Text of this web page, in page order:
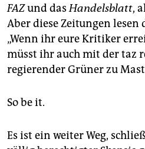
FAZund dasHandelsblatt,
Aber diese Zeitungen lesen
„Wenn ihr eure Kritiker
müsst ihr auch mit der taz
regierender Grüner zu
So be it.
Es ist ein weiter Weg,